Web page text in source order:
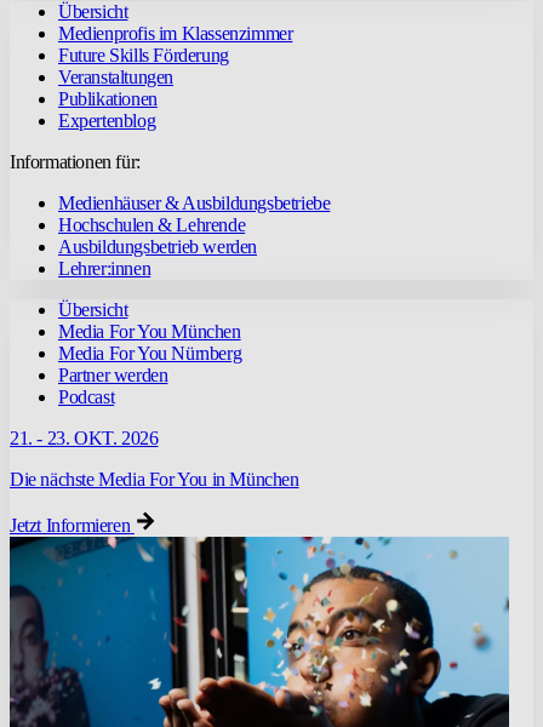
Übersicht
Medienprofis im Klassenzimmer
Future Skills Förderung
Veranstaltungen
Publikationen
Expertenblog
Informationen für:
Medienhäuser & Ausbildungsbetriebe
Hochschulen & Lehrende
Ausbildungsbetrieb werden
Lehrer:innen
Übersicht
Media For You München
Media For You Nürnberg
Partner werden
Podcast
21. - 23. OKT. 2026
Die nächste Media For You in München
Jetzt Informieren